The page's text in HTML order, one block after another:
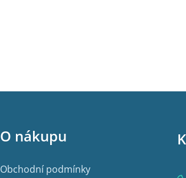
O nákupu
Obchodní podmínky